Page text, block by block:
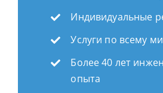
Индивидуальные
Услуги по всему
Более 40 лет
опыта